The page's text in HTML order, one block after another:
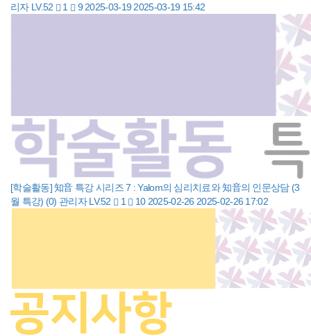
리자 LV.52 1 92025-03-19 2025-03-19 15:42
[학술활동] 知音 특강 시리즈 7 : Yalom의 심리치료와 知音의 인문상담 (3
월 특강) (0) 관리자 LV.52 1 102025-02-26 2025-02-26 17:02